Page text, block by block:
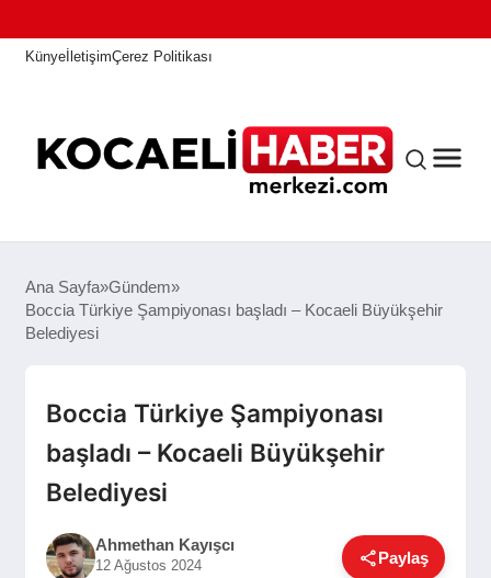
KünyeİletişimÇerez Politikası
ANASAYFA
Ana Sayfa Gündem
Boccia Türkiye Şampiyonası başladı – Kocaeli Büyükşehir
Belediyesi
Boccia Türkiye Şampiyonası
başladı – Kocaeli Büyükşehir
Belediyesi
Ahmethan Kayışcı
12 Ağustos 2024 Paylaş